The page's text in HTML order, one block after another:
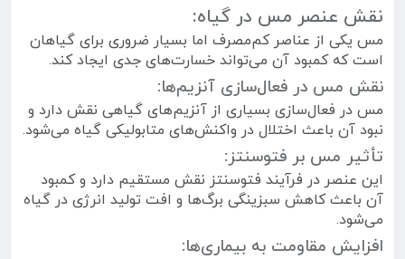
نقش عنصر مس در گیاه:
مس یکی از عناصر کم‌مصرف اما بسیار ضروری برای گیاهان
است که کمبود آن می‌تواند خسارت‌های جدی ایجاد کند.
نقش مس در فعال‌سازی آنزیم‌ها:
مس در فعال‌سازی بسیاری از آنزیم‌های گیاهی نقش دارد و
نبود آن باعث اختلال در واکنش‌های متابولیکی گیاه می‌شود.
تأثیر مس بر فتوسنتز:
این عنصر در فرآیند فتوسنتز نقش مستقیم دارد و کمبود
آن باعث کاهش سبزینگی برگ‌ها و افت تولید انرژی در گیاه
می‌شود.
افزایش مقاومت به بیماری‌ها: